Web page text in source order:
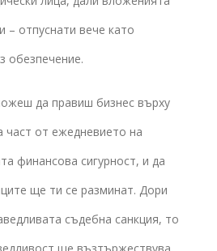
– отпуснати вече като
обезпечение.
да правиш бизнес върху
част от ежедневието на
финансова сигурност, и да
ще ти се разминат. Дори
съдебна санкция, то